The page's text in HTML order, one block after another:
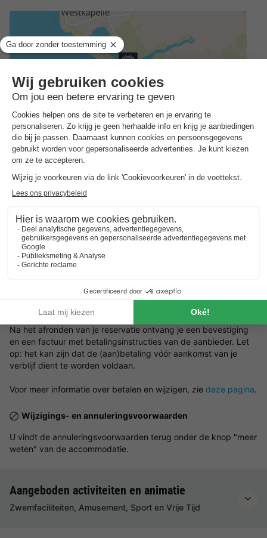
Adres
Joossesweg 3 - 4361 Westkapelle, Nederland
ALGEMENE INFORMATIE
Praktische informatie
Vuurwerk verboden
NRA (verhuurregistratienummer):
Betalingsvoorwaarden
De betaling zal worden afgehandeld door de aanbieder zelf.
Na het afronden van je reservatie ontvang je een bevestiging
en een factuur met betalingsinstructies van de aanbieder. Let
op: het kan zijn dat de (aan)betaling vóór aankomst van je
verblijf dient te worden voldaan.
Voor meer informatie over betalen en wijzigen, zie deze pagina.
Wijzigings- en annuleringsvoorwaarden
U vindt de annuleringsvoorwaarden terug onder de knop "meer
weten" van de accommodatie.
Aangeboden activiteiten en animatie
Zwemfaciliteiten, Amusement, Sport en Vrije Tijd